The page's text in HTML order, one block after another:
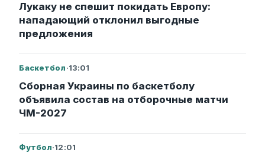
Лукаку не спешит покидать Европу:
нападающий отклонил выгодные
предложения
Баскетбол·13:01
Сборная Украины по баскетболу
объявила состав на отборочные матчи
ЧМ-2027
Футбол·12:01